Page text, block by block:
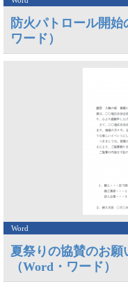
防火パトロール開始
ワード）
Word
夏祭りの協賛のお願
（Word・ワード）